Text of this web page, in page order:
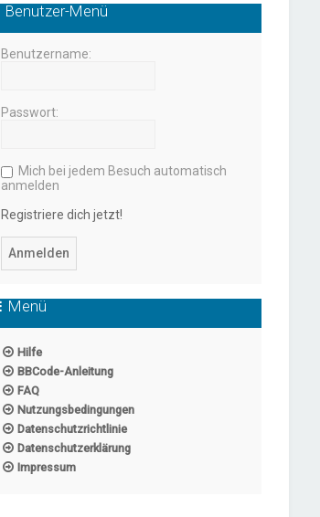
Benutzer-Menü
Benutzername:
Passwort:
Mich bei jedem Besuch automatisch
anmelden
Registriere dich jetzt!
Menü
Hilfe
BBCode-Anleitung
FAQ
Nutzungsbedingungen
Datenschutzrichtlinie
Datenschutzerklärung
Impressum